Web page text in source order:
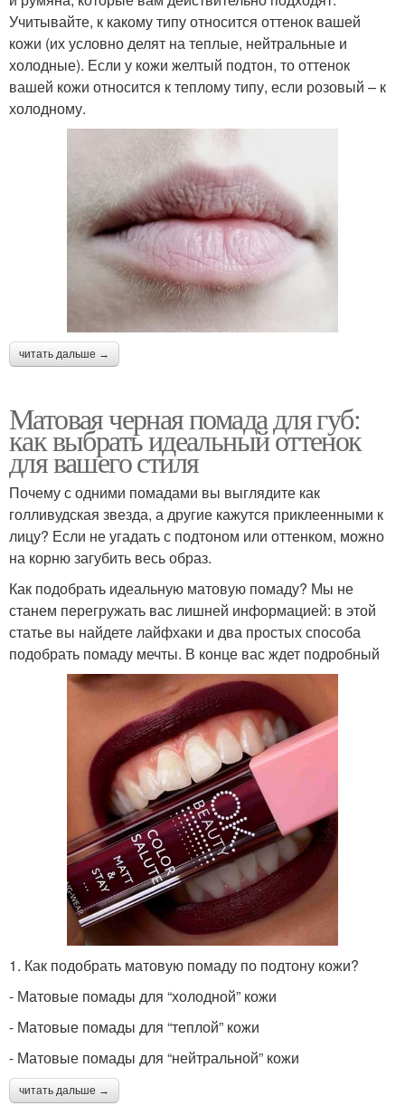
Учитывайте, к какому типу относится оттенок вашей
кожи (их условно делят на теплые, нейтральные и
холодные). Если у кожи желтый подтон, то оттенок
вашей кожи относится к теплому типу, если розовый – к
холодному.
читать дальше →
Матовая черная помада для губ:
как выбрать идеальный оттенок
для вашего стиля
Почему с одними помадами вы выглядите как
голливудская звезда, а другие кажутся приклеенными к
лицу? Если не угадать с подтоном или оттенком, можно
на корню загубить весь образ.
Как подобрать идеальную матовую помаду? Мы не
станем перегружать вас лишней информацией: в этой
статье вы найдете лайфхаки и два простых способа
подобрать помаду мечты. В конце вас ждет подробный
1. Как подобрать матовую помаду по подтону кожи?
- Матовые помады для “холодной” кожи
- Матовые помады для “теплой” кожи
- Матовые помады для “нейтральной” кожи
читать дальше →